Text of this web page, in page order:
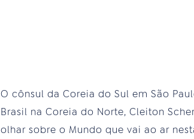
O cônsul da Coreia do Sul em São
Brasil na Coreia do Norte, Cleiton
olhar sobre o Mundo que vai ao ar